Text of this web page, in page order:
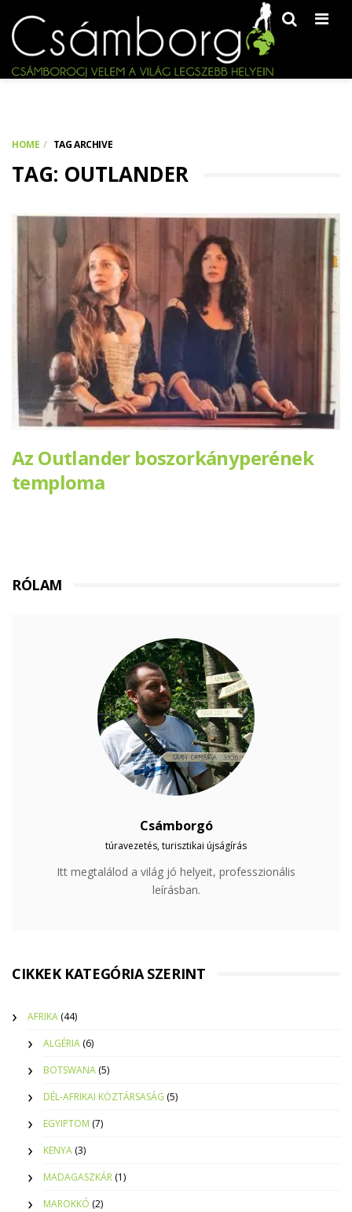
HOME TAG ARCHIVE
TAG: OUTLANDER
Az Outlander boszorkányperének
temploma
RÓLAM
Csámborgó
túravezetés, turisztikai újságírás
Itt megtalálod a világ jó helyeit, professzionális
leírásban.
CIKKEK KATEGÓRIA SZERINT
AFRIKA (44)
ALGÉRIA (6)
BOTSWANA (5)
DÉL-AFRIKAI KÖZTÁRSASÁG (5)
EGYIPTOM (7)
KENYA (3)
MADAGASZKÁR (1)
MAROKKÓ (2)